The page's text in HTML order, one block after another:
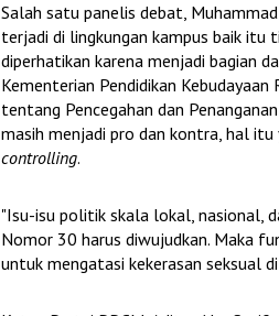
Salah satu panelis debat,
terjadi di lingkungan kampus baik itu
diperhatikan karena menjadi bagian
Kementerian Pendidikan
tentang Pencegahan dan
masih menjadi pro dan kontra, hal
controlling.
"Isu-isu politik skala lokal, nasional,
Nomor 30 harus diwujudkan. Maka
untuk mengatasi kekerasan seksual